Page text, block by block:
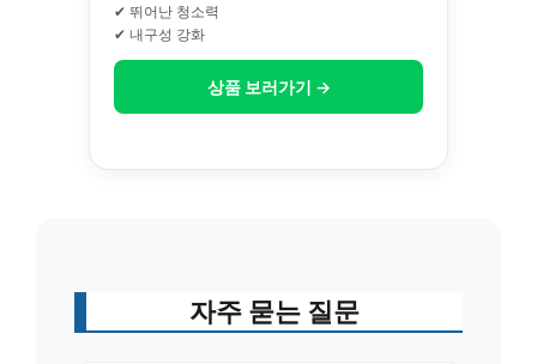
✔ 뛰어난 청소력
✔ 내구성 강화
상품 보러가기 →
자주 묻는 질문